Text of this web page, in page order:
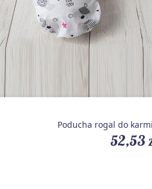
Poducha rogal do
52,53